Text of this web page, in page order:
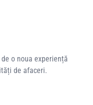
o noua experiență
de afaceri.